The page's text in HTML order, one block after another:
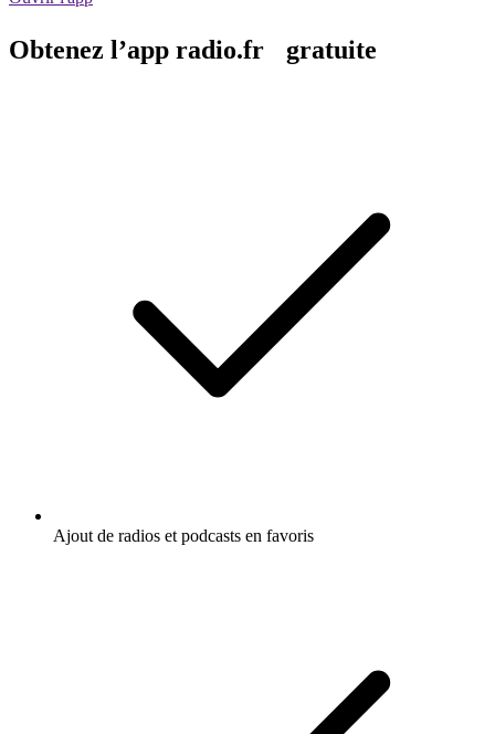
Obtenez l’app radio.fr gratuite
Ajout de radios et podcasts en favoris